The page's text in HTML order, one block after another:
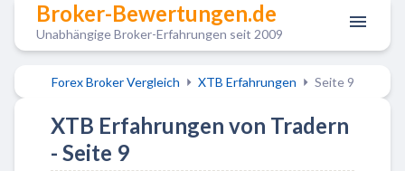
Broker-Bewertungen.de
Unabhängige Broker-Erfahrungen seit 2009
Forex Broker Vergleich XTB Erfahrungen Seite 9
XTB Erfahrungen von Tradern
- Seite 9